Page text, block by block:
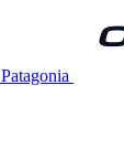
Patagonia